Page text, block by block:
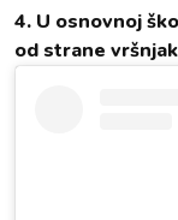
4. U osnovnoj
od strane